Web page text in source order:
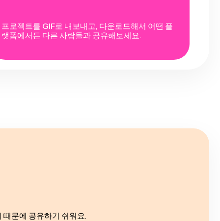
프로젝트를 GIF로 내보내고, 다운로드해서 어떤 플
랫폼에서든 다른 사람들과 공유해보세요.
문에 공유하기 쉬워요.